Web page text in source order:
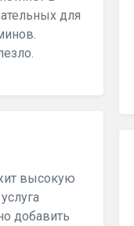
для
высокую
добавить